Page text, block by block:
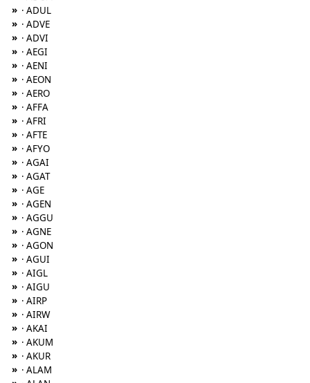
» · ADUL
» · ADVE
» · ADVI
» · AEGI
» · AENI
» · AEON
» · AERO
» · AFFA
» · AFRI
» · AFTE
» · AFYO
» · AGAI
» · AGAT
» · AGE
» · AGEN
» · AGGU
» · AGNE
» · AGON
» · AGUI
» · AIGL
» · AIGU
» · AIRP
» · AIRW
» · AKAI
» · AKUM
» · AKUR
» · ALAM